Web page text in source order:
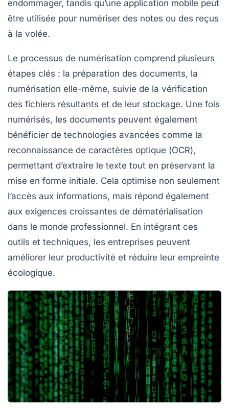
endommager, tandis qu’une application mobile peut
être utilisée pour numériser des notes ou des reçus
à la volée.
Le processus de numérisation comprend plusieurs
étapes clés : la préparation des documents, la
numérisation elle-même, suivie de la vérification
des fichiers résultants et de leur stockage. Une fois
numérisés, les documents peuvent également
bénéficier de technologies avancées comme la
reconnaissance de caractères optique (OCR),
permettant d’extraire le texte tout en préservant la
mise en forme initiale. Cela optimise non seulement
l’accès aux informations, mais répond également
aux exigences croissantes de dématérialisation
dans le monde professionnel. En intégrant ces
outils et techniques, les entreprises peuvent
améliorer leur productivité et réduire leur empreinte
écologique.